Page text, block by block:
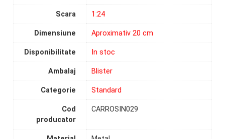
Scara 1:24
Dimensiune Aproximativ 20 cm
Disponibilitate In stoc
Ambalaj Blister
Categorie Standard
Cod
producator
CARROSIN029